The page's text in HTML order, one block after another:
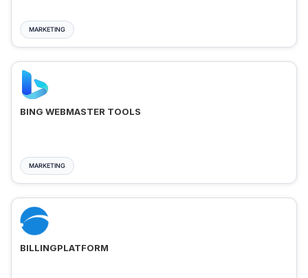
MARKETING
BING WEBMASTER TOOLS
MARKETING
BILLINGPLATFORM